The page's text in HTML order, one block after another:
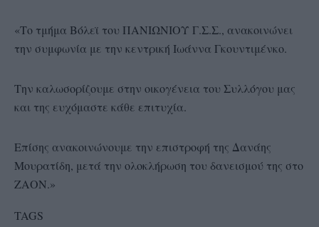
«Το τμήμα Βόλεϊ του ΠΑΝΙΩΝΙΟΥ Γ.Σ.Σ., ανακοινώνει
την συμφωνία με την κεντρική Ιωάννα Γκουντιμένκο.
Την καλωσορίζουμε στην οικογένεια του Συλλόγου μας
και της ευχόμαστε κάθε επιτυχία.
Επίσης ανακοινώνουμε την επιστροφή της Δανάης
Μουρατίδη, μετά την ολοκλήρωση του δανεισμού της στο
ΖΑΟΝ.»
TAGS